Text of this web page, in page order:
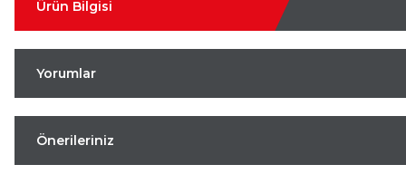
Ürün Bilgisi
Yorumlar
Önerileriniz